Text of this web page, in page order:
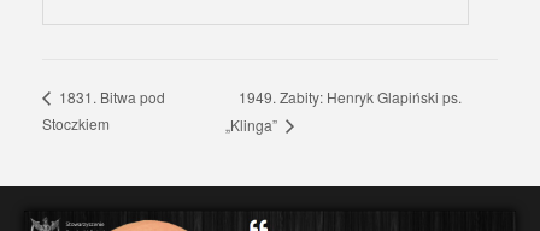
1831. Bitwa pod
Stoczkiem
1949. Zabity: Henryk Glapiński ps.
„Klinga”